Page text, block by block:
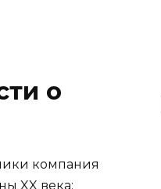
о
компания
XX века: